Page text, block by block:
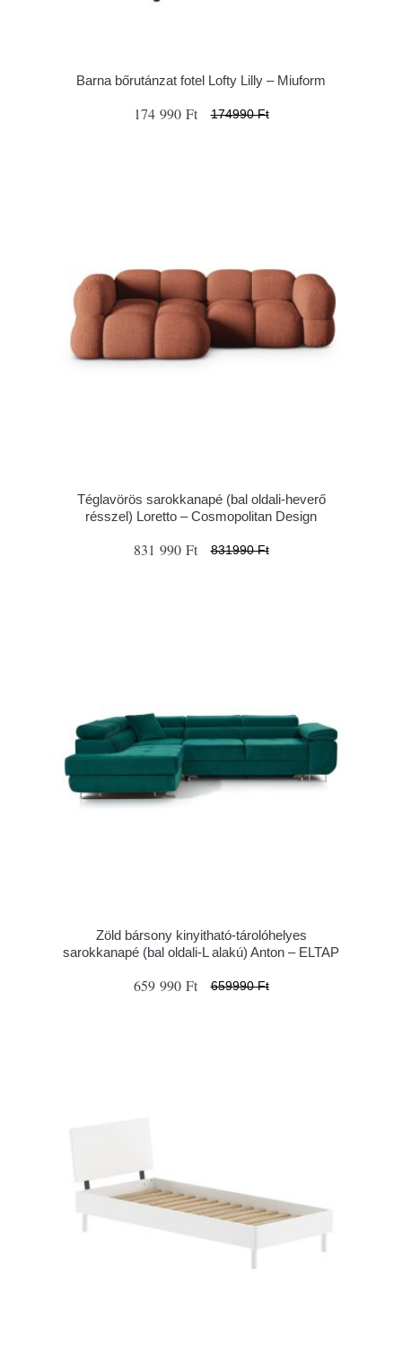
Barna bőrutánzat fotel Lofty Lilly – Miuform
174 990 Ft 174990 Ft
Téglavörös sarokkanapé (bal oldali-heverő
résszel) Loretto – Cosmopolitan Design
831 990 Ft 831990 Ft
Zöld bársony kinyitható-tárolóhelyes
sarokkanapé (bal oldali-L alakú) Anton – ELTAP
659 990 Ft 659990 Ft